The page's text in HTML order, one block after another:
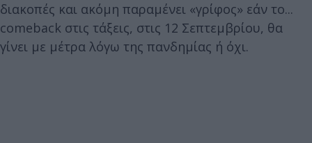
διακοπές και ακόμη παραμένει «γρίφος» εάν το...
comeback στις τάξεις, στις 12 Σεπτεμβρίου, θα
γίνει με μέτρα λόγω της πανδημίας ή όχι.